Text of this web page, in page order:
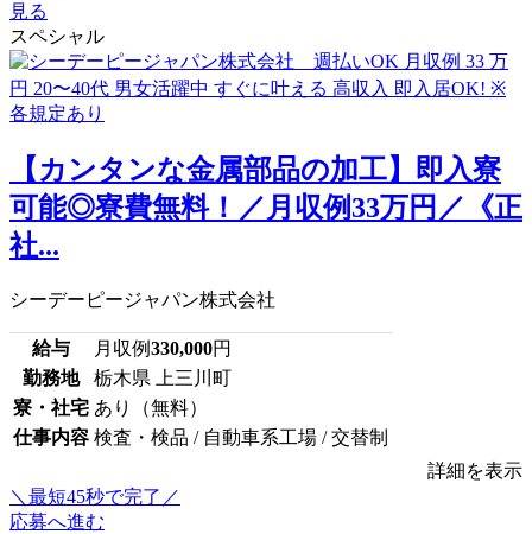
見る
スペシャル
【カンタンな金属部品の加工】即入寮
可能◎寮費無料！／月収例33万円／《正
社...
シーデーピージャパン株式会社
給与 月収例330,000円
勤務地
栃木県 上三川町
寮・社宅 あり（無料）
仕事内容 検査・検品 / 自動車系工場 / 交替制
詳細を表示
＼最短45秒で完了／
応募へ進む